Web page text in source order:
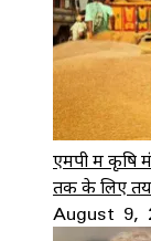
एमपी में कृषि
तक के लिए तय
August 9,